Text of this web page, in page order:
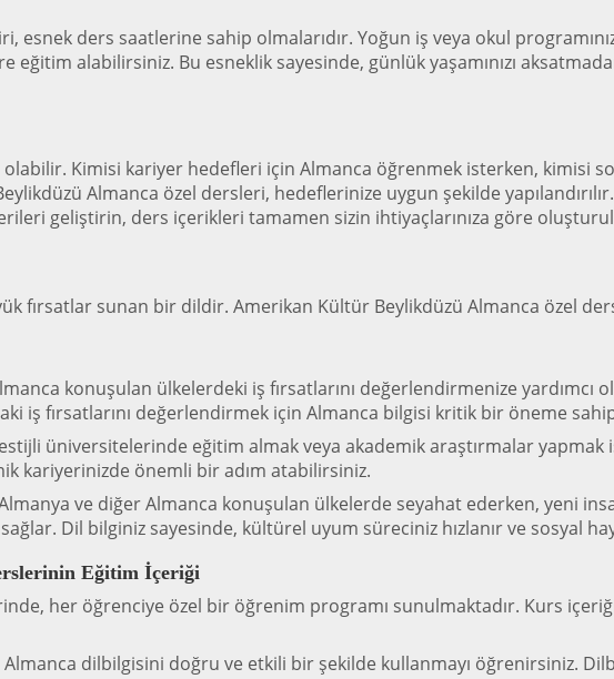
esnek ders saatlerine sahip olmalarıdır. Yoğun iş veya okul
alabilirsiniz. Bu esneklik sayesinde, günlük yaşamınızı
Kimisi kariyer hedefleri için Almanca öğrenmek isterken, kimisi
Almanca özel dersleri, hedeflerinize uygun şekilde
geliştirin, ders içerikleri tamamen sizin ihtiyaçlarınıza göre
fırsatlar sunan bir dildir. Amerikan Kültür Beylikdüzü Almanca özel
konuşulan ülkelerdeki iş fırsatlarını değerlendirmenize yardımcı
iş fırsatlarını değerlendirmek için Almanca bilgisi kritik bir öneme
üniversitelerinde eğitim almak veya akademik araştırmalar
kariyerinizde önemli bir adım atabilirsiniz.
ve diğer Almanca konuşulan ülkelerde seyahat ederken, yeni
Dil bilginiz sayesinde, kültürel uyum süreciniz hızlanır ve sosyal
Eğitim İçeriği
her öğrenciye özel bir öğrenim programı sunulmaktadır. Kurs içeriği
Almanca dilbilgisini doğru ve etkili bir şekilde kullanmayı öğrenirsiniz.